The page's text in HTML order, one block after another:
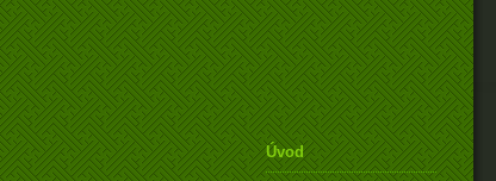
Úvod